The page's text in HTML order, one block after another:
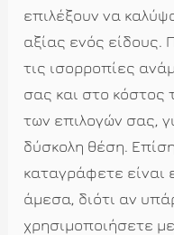
επιλέξουν να
αξίας ενός
τις ισορροπίες
σας και στο
των επιλογών σας,
δύσκολη θέση.
καταγράφετε είναι
άμεσα, διότι αν
χρησιμοποιήσετε